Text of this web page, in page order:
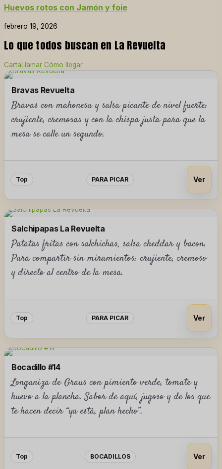
Huevos rotos con Jamón y foie
febrero 19, 2026
Lo que todos buscan en La Revuelta
CartaLlamar Cómo llegar
Bravas Revuelta
Bravas con mahonesa y salsa picante de nivel fuerte:
crujiente, cremosas y con la chispa justa para que la
mesa se calle un segundo.
Top PARA PICAR Ver
Salchipapas La Revuelta
Patatas fritas con salchichas, salsa cheddar y bacon.
Para compartir sin miramientos: crujiente, cremoso
y directo al centro de la mesa.
Top PARA PICAR Ver
Bocadillo #14
Longaniza de Graus con pimiento verde, tomate y
huevo a la plancha. Sabor de aquí, jugoso y de los que
te hacen decir “ya está, plan hecho”.
Top BOCADILLOS Ver